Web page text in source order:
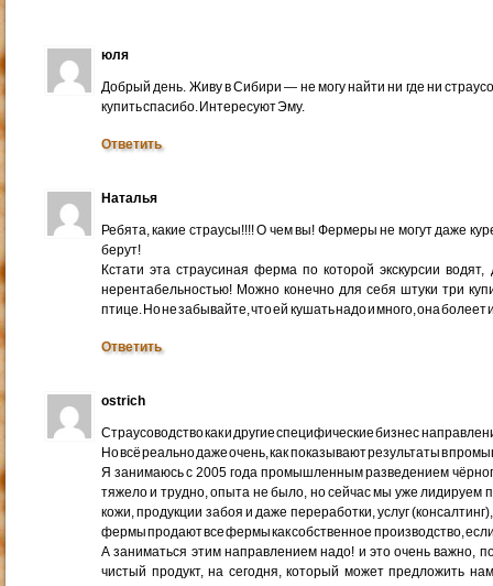
юля
Добрый день. Живу в Сибири — не могу найти ни где ни
купить спасибо. Интересуют Эму.
Ответить
Наталья
Ребята, какие страусы!!!! О чем вы! Фермеры не могут даже
берут!
Кстати эта страусиная ферма по которой экскурсии
нерентабельностью! Можно конечно для себя штуки три
птице. Но не забывайте, что ей кушать надо и много, она
Ответить
ostrich
Страусоводство как и другие специфические бизнес
Но всё реально даже очень, как показывают результаты в
Я занимаюсь с 2005 года промышленным разведением
тяжело и трудно, опыта не было, но сейчас мы уже лидируем
кожи, продукции забоя и даже переработки, услуг
фермы продают все фермы как собственное производство, если
А заниматься этим направлением надо! и это очень важно,
чистый продукт, на сегодня, который может предложить